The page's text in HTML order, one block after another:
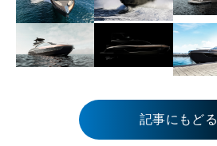
記事にもどる